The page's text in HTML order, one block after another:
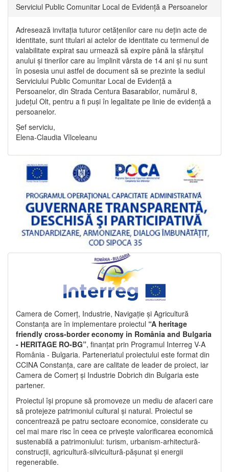
Serviciul Public Comunitar Local de Evidență a Persoanelor
Adresează invitația tuturor cetățenilor care nu dețin acte de
identitate, sunt titulari ai actelor de identitate cu termenul de
valabilitate expirat sau urmează să expire până la sfârșitul
anului și tinerilor care au împlinit vârsta de 14 ani și nu sunt
în posesia unui astfel de document să se prezinte la sediul
Serviciului Public Comunitar Local de Evidență a
Persoanelor, din Strada Centura Basarabilor, numărul 8,
județul Olt, pentru a fi puși în legalitate pe linie de evidență a
persoanelor.
Șef serviciu,
Elena-Claudia Vîlceleanu
Camera de Comerț, Industrie, Navigație și Agricultură
Constanța are în implementare proiectul “A heritage
friendly cross-border economy in România and Bulgaria
- HERITAGE RO-BG”, finanțat prin Programul Interreg V-A
România - Bulgaria. Parteneriatul proiectului este format din
CCINA Constanța, care are calitate de leader de proiect, iar
Camera de Comerț și Industrie Dobrich din Bulgaria este
partener.
Proiectul își propune să promoveze un mediu de afaceri care
să protejeze patrimoniul cultural și natural. Proiectul se
concentrează pe patru sectoare economice, considerate cu
cel mai mare risc în ceea ce privește valorificarea economică
sustenabilă a patrimoniului: turism, urbanism-arhitectură-
construcții, agricultură-silvicultură-pășunat și energii
regenerabile.